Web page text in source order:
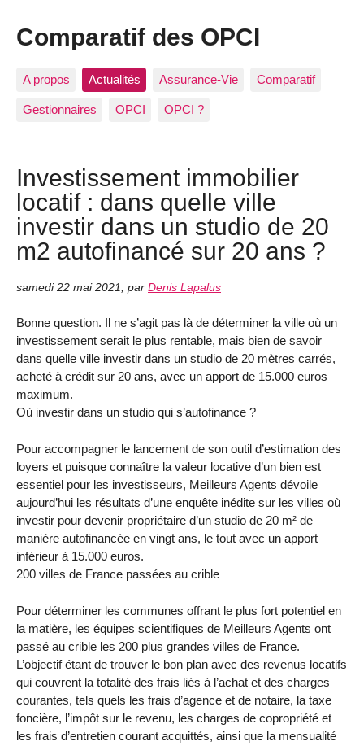
Comparatif des OPCI
A propos Actualités Assurance-Vie Comparatif
Gestionnaires OPCI OPCI ?
Investissement immobilier
locatif : dans quelle ville
investir dans un studio de 20
m2 autofinancé sur 20 ans ?
samedi 22 mai 2021 par Denis Lapalus
Bonne question. Il ne s’agit pas là de déterminer la ville où un
investissement serait le plus rentable, mais bien de savoir
dans quelle ville investir dans un studio de 20 mètres carrés,
acheté à crédit sur 20 ans, avec un apport de 15.000 euros
maximum.
Où investir dans un studio qui s’autofinance ?
Pour accompagner le lancement de son outil d’estimation des
loyers et puisque connaître la valeur locative d’un bien est
essentiel pour les investisseurs, Meilleurs Agents dévoile
aujourd’hui les résultats d’une enquête inédite sur les villes où
investir pour devenir propriétaire d’un studio de 20 m² de
manière autofinancée en vingt ans, le tout avec un apport
inférieur à 15.000 euros.
200 villes de France passées au crible
Pour déterminer les communes offrant le plus fort potentiel en
la matière, les équipes scientifiques de Meilleurs Agents ont
passé au crible les 200 plus grandes villes de France.
L’objectif étant de trouver le bon plan avec des revenus locatifs
qui couvrent la totalité des frais liés à l’achat et des charges
courantes, tels quels les frais d’agence et de notaire, la taxe
foncière, l’impôt sur le revenu, les charges de copropriété et
les frais d’entretien courant acquittés, ainsi que la mensualité